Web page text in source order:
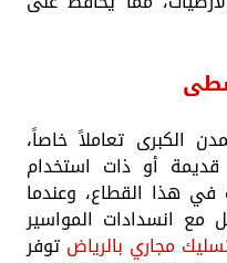
الكبرى تعاملاً خاصاً،
أو ذات استخدام
هذا القطاع، وعندما
مع انسدادات المواسير
مجاري بالرياض توفر